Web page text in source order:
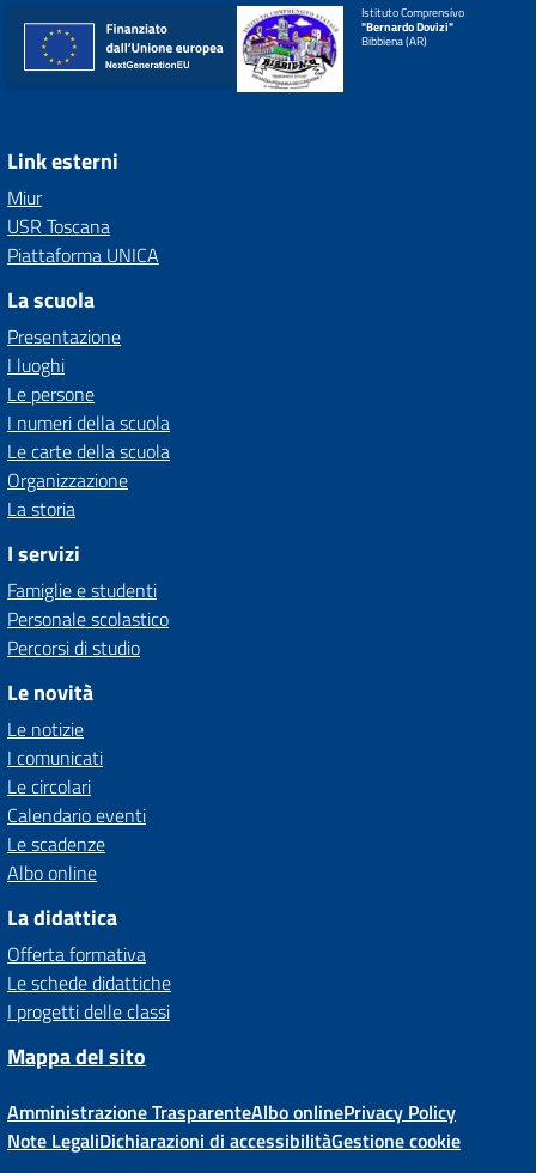
Istituto Comprensivo
"Bernardo Dovizi"
Bibbiena (AR)
Link esterni
Miur
USR Toscana
Piattaforma UNICA
La scuola
Presentazione
I luoghi
Le persone
I numeri della scuola
Le carte della scuola
Organizzazione
La storia
I servizi
Famiglie e studenti
Personale scolastico
Percorsi di studio
Le novità
Le notizie
I comunicati
Le circolari
Calendario eventi
Le scadenze
Albo online
La didattica
Offerta formativa
Le schede didattiche
I progetti delle classi
Mappa del sito
Amministrazione TrasparenteAlbo onlinePrivacy Policy
Note LegaliDichiarazioni di accessibilitàGestione cookie